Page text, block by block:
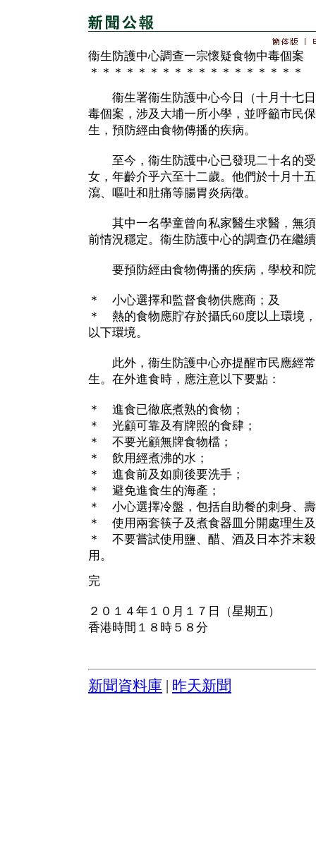
衞生防護中心調查一宗懷疑食物中毒個案
＊＊＊＊＊＊＊＊＊＊＊＊＊＊＊＊＊＊
衞生署衞生防護中心今日（十月十七日
毒個案，涉及大埔一所小學，並呼籲市民
生，預防經由食物傳播的疾病。
至今，衞生防護中心已發現二十名的受
女，年齡介乎六至十二歲。他們於十月十
瀉、嘔吐和肚痛等腸胃炎病徵。
其中一名學童曾向私家醫生求醫，無須
前情況穩定。衞生防護中心的調查仍在繼
要預防經由食物傳播的疾病，學校和
＊ 小心選擇和監督食物供應商；及
＊ 熱的食物應貯存於攝氏60度以上環境
以下環境。
此外，衞生防護中心亦提醒市民應經常
生。在外進食時，應注意以下要點：
＊ 進食已徹底煮熟的食物；
＊ 光顧可靠及有牌照的食肆；
＊ 不要光顧無牌食物檔；
＊ 飲用經煮沸的水；
＊ 進食前及如廁後要洗手；
＊ 避免進食生的海產；
＊ 小心選擇冷盤，包括自助餐的刺身、
＊ 使用兩套筷子及煮食器皿分開處理生
＊ 不要嘗試使用鹽、醋、酒及日本芥末
用。
完
２０１４年１０月１７日（星期五）
香港時間１８時５８分
新聞資料庫 昨天新聞